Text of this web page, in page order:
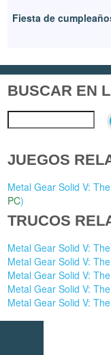
Fiesta de
BUSCAR EN
JUEGOS
Metal Gear Solid V:
PC)
TRUCOS
Metal Gear Solid V:
Metal Gear Solid V:
Metal Gear Solid V:
Metal Gear Solid V:
Metal Gear Solid V: